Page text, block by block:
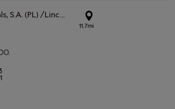
Stones Rocks and Metals, S.A. (PL) /Lincoln Plaza
11.7mi